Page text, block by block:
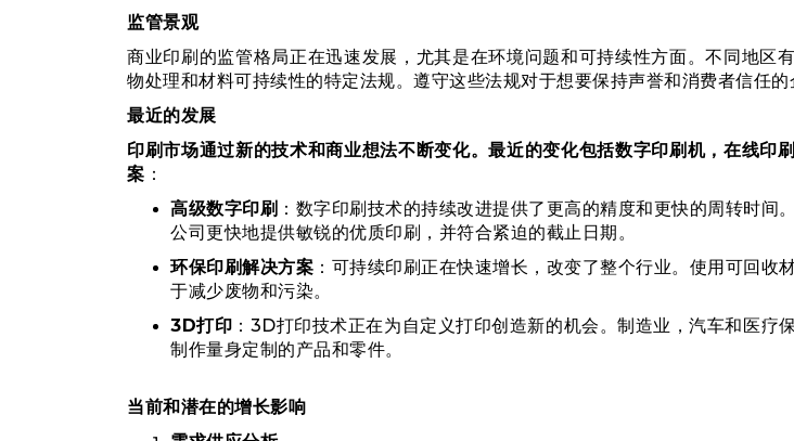
监管景观
商业印刷的监管格局正在迅速发展，尤其是在环境问题和可持续性方面。不同地区
物处理和材料可持续性的特定法规。遵守这些法规对于想要保持声誉和消费者信任的
最近的发展
印刷市场通过新的技术和商业想法不断变化。最近的变化包括数字印刷机，在线印
案 ：
高级数字印刷 ：数字印刷技术的持续改进提供了更高的精度和更快的周转时间
公司更快地提供敏锐的优质印刷，并符合紧迫的截止日期。
环保印刷解决方案 ：可持续印刷正在快速增长，改变了整个行业。使用可回收
于减少废物和污染。
3D打印 ：3D打印技术正在为自定义打印创造新的机会。制造业，汽车和医疗
制作量身定制的产品和零件。
当前和潜在的增长影响